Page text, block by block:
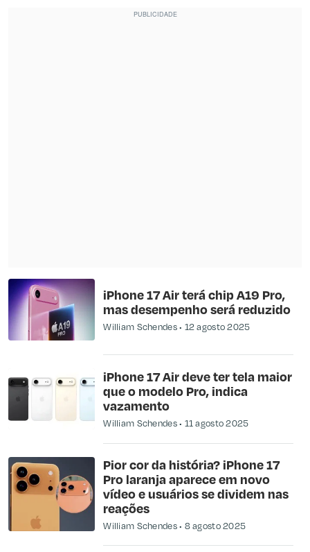
iPhone 17 Air terá chip A19 Pro,
mas desempenho será reduzido
William Schendes 12 agosto 2025
iPhone 17 Air deve ter tela maior
que o modelo Pro, indica
vazamento
William Schendes 11 agosto 2025
Pior cor da história? iPhone 17
Pro laranja aparece em novo
vídeo e usuários se dividem nas
reações
William Schendes 8 agosto 2025